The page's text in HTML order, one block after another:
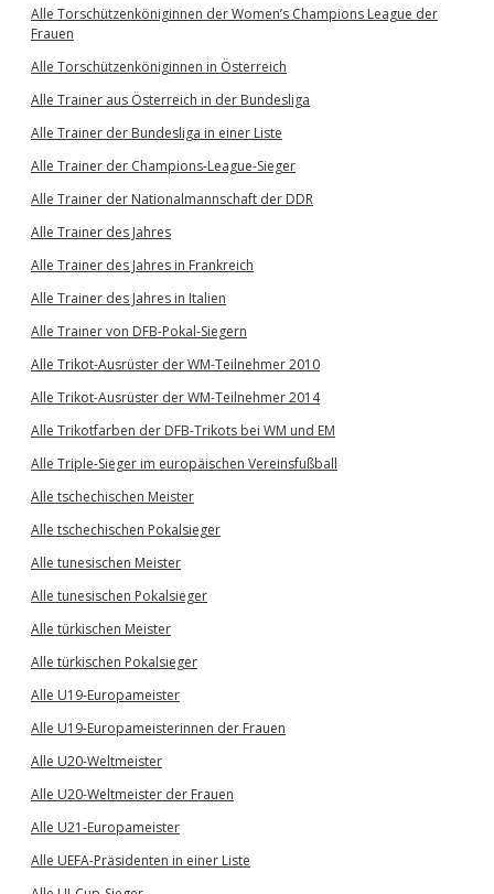
Alle Torschützenköniginnen der Women’s Champions League der
Frauen
Alle Torschützenköniginnen in Österreich
Alle Trainer aus Österreich in der Bundesliga
Alle Trainer der Bundesliga in einer Liste
Alle Trainer der Champions-League-Sieger
Alle Trainer der Nationalmannschaft der DDR
Alle Trainer des Jahres
Alle Trainer des Jahres in Frankreich
Alle Trainer des Jahres in Italien
Alle Trainer von DFB-Pokal-Siegern
Alle Trikot-Ausrüster der WM-Teilnehmer 2010
Alle Trikot-Ausrüster der WM-Teilnehmer 2014
Alle Trikotfarben der DFB-Trikots bei WM und EM
Alle Triple-Sieger im europäischen Vereinsfußball
Alle tschechischen Meister
Alle tschechischen Pokalsieger
Alle tunesischen Meister
Alle tunesischen Pokalsieger
Alle türkischen Meister
Alle türkischen Pokalsieger
Alle U19-Europameister
Alle U19-Europameisterinnen der Frauen
Alle U20-Weltmeister
Alle U20-Weltmeister der Frauen
Alle U21-Europameister
Alle UEFA-Präsidenten in einer Liste